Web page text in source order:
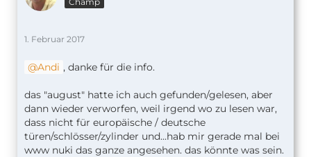
1. Februar 2017
Andi , danke für die info.
das "august" hatte ich auch gefunden/gelesen, aber
dann wieder verworfen, weil irgend wo zu lesen war,
dass nicht für europäische / deutsche
türen/schlösser/zylinder und...hab mir gerade mal bei
www nuki das ganze angesehen. das könnte was sein.